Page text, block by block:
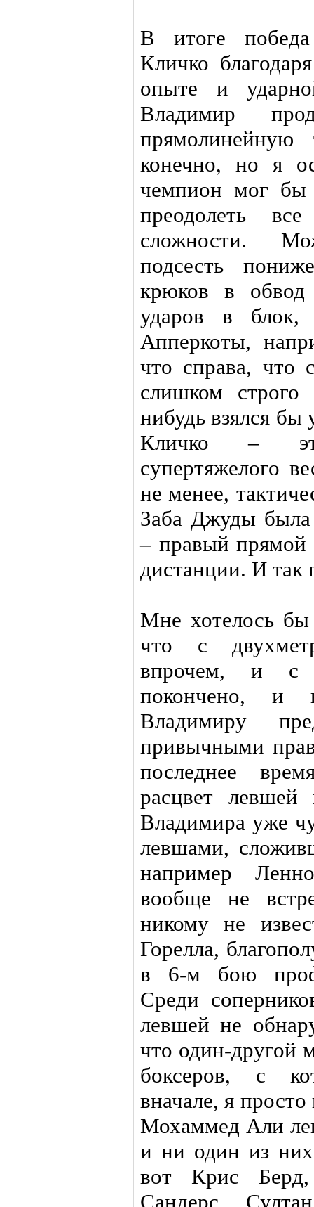
В итоге
Кличко
опыте и
Владимир
конечно, но я
чемпион мог бы
преодолеть
сложности.
подсесть
крюков в
ударов в блок,
Апперкоты,
что справа, что
слишком строго
нибудь взялся
Кличко –
супертяжелого
не менее,
Заба Джуды была
– правый
дистанции. И так
Мне хотелось
что с
впрочем, и с
покончено, и
Владимиру
привычными
последнее
расцвет
Владимира уже
левшами,
например
вообще не
никому не
Горелла,
в 6-м бою
Среди
левшей не
что один-другой
боксеров, с
вначале, я
Мохаммед Али
и ни один из
вот Крис
Сандерс,